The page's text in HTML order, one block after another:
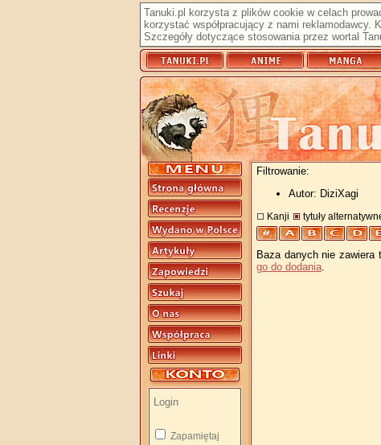
Tanuki.pl korzysta z plików cookie w celach
korzystać współpracujący z nami
Szczegóły dotyczące stosowania przez wortal
Zapamiętaj
Filtrowanie:
Autor: DiziXagi
Kanji tytuły
Baza danych nie zawiera
go do dodania.